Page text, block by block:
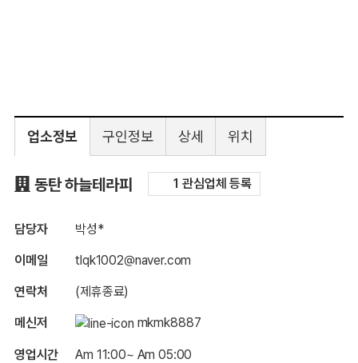
업소정보 구인정보 상세 위치
동탄 하늘테라피구인정보1 관심업체 등록
담당자 박성*
이메일 tlqk1002@naver.com
연락처 (제휴종료)
메신저 mkmk8887
영업시간 Am 11:00~ Am 05:00